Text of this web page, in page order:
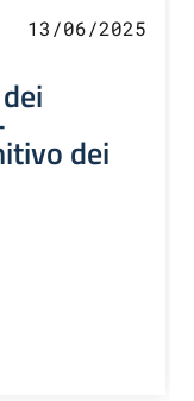
13/06/2025
dei